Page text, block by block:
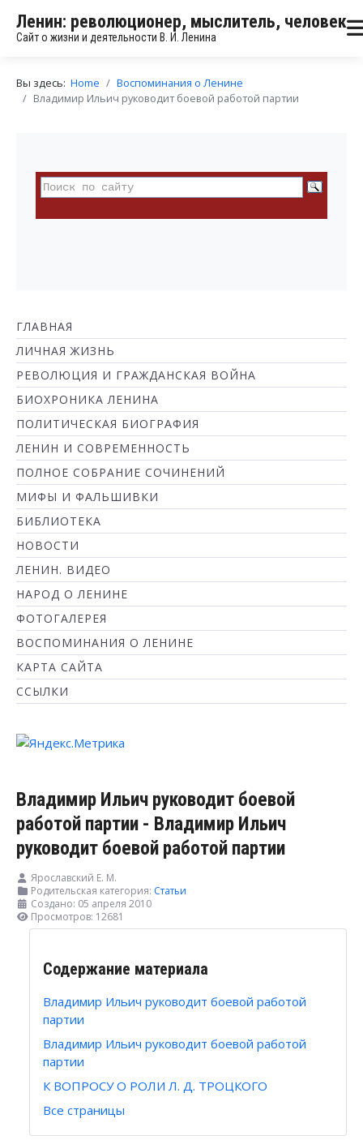
Ленин: революционер, мыслитель, человек
Сайт о жизни и деятельности В. И. Ленина
Вы здесь: Home
Воспоминания о Ленине
Владимир Ильич руководит боевой работой партии
ГЛАВНАЯ
ЛИЧНАЯ ЖИЗНЬ
РЕВОЛЮЦИЯ И ГРАЖДАНСКАЯ ВОЙНА
БИОХРОНИКА ЛЕНИНА
ПОЛИТИЧЕСКАЯ БИОГРАФИЯ
ЛЕНИН И СОВРЕМЕННОСТЬ
ПОЛНОЕ СОБРАНИЕ СОЧИНЕНИЙ
МИФЫ И ФАЛЬШИВКИ
БИБЛИОТЕКА
НОВОСТИ
ЛЕНИН. ВИДЕО
НАРОД О ЛЕНИНЕ
ФОТОГАЛЕРЕЯ
ВОСПОМИНАНИЯ О ЛЕНИНЕ
КАРТА САЙТА
ССЫЛКИ
Владимир Ильич руководит боевой
работой партии - Владимир Ильич
руководит боевой работой партии
Ярославский Е. М.
Родительская категория: Статьи
Создано: 05 апреля 2010
Просмотров: 12681
Содержание материала
Владимир Ильич руководит боевой работой
партии
Владимир Ильич руководит боевой работой
партии
К ВОПРОСУ О РОЛИ Л. Д. ТРОЦКОГО
Все страницы